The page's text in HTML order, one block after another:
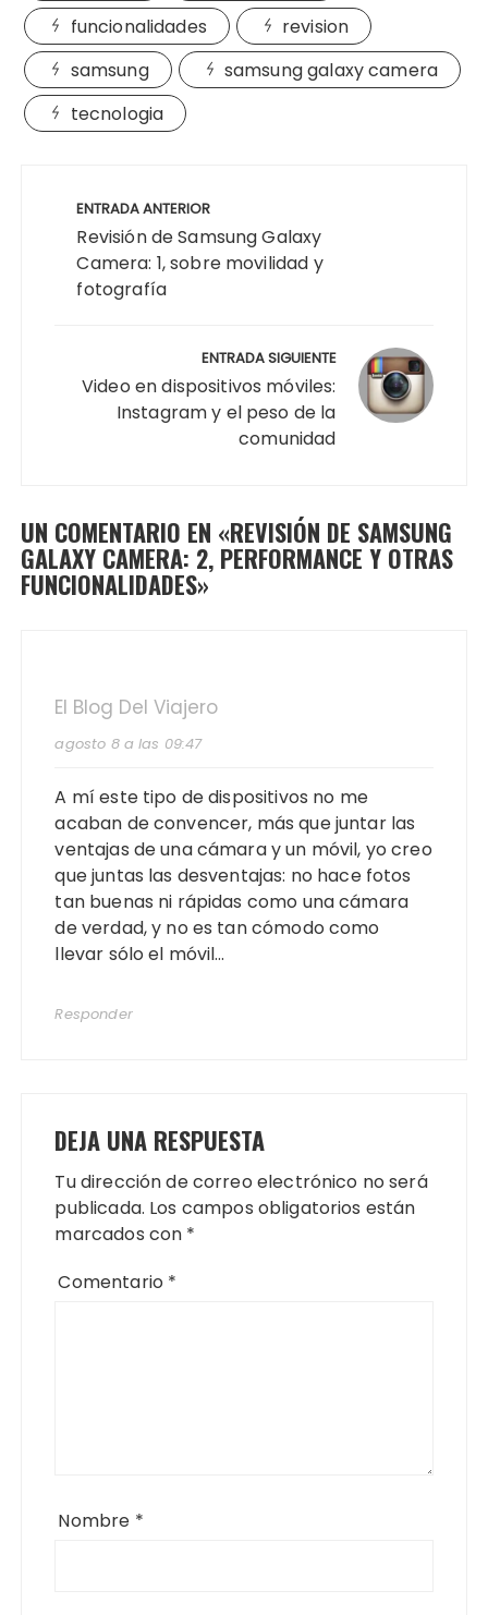
funcionalidades
revision
samsung
samsung galaxy camera
tecnologia
entradas
ENTRADA ANTERIOR
Revisión de Samsung Galaxy
Camera: 1, sobre movilidad y
fotografía
ENTRADA SIGUIENTE
Video en dispositivos móviles:
Instagram y el peso de la
comunidad
UN COMENTARIO EN «REVISIÓN DE SAMSUNG
GALAXY CAMERA: 2, PERFORMANCE Y OTRAS
FUNCIONALIDADES»
El Blog Del Viajero
agosto 8 a las 09:47
A mí este tipo de dispositivos no me
acaban de convencer, más que juntar las
ventajas de una cámara y un móvil, yo creo
que juntas las desventajas: no hace fotos
tan buenas ni rápidas como una cámara
de verdad, y no es tan cómodo como
llevar sólo el móvil…
Responder
DEJA UNA RESPUESTA
Tu dirección de correo electrónico no será
publicada. Los campos obligatorios están
marcados con *
Comentario *
Nombre *